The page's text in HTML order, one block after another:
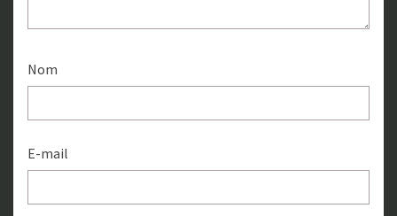
Nom
E-mail